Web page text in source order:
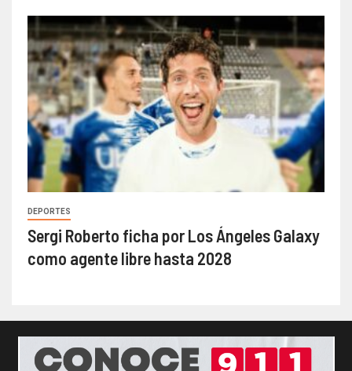
DEPORTES
Sergi Roberto ficha por Los Ángeles Galaxy
como agente libre hasta 2028